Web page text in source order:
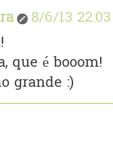
8/6/13 22:03
que é booom!
grande :)